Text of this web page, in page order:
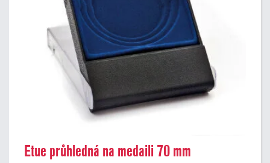
Etue průhledná na medaili 70 mm